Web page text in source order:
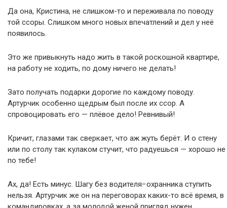
Да она, Кристина, не слишком-то и переживала по поводу
той ссоры. Слишком много новых впечатлений и дел у неё
появилось.
Это же привыкнуть надо жить в такой роскошной квартире,
на работу не ходить, по дому ничего не делать!
Зато получать подарки дорогие по каждому поводу.
Артурчик особенно щедрым был после их ссор. А
спровоцировать его — плёвое дело! Ревнивый!
Кричит, глазами так сверкает, что аж жуть берёт. И о стену
или по столу так кулаком стучит, что радуешься — хорошо не
по тебе!
Ах, да! Есть минус. Шагу без водителя−охранника ступить
нельзя. Артурчик же он на переговорах каких-то всё время, в